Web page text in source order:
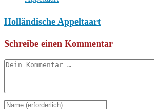
Holländische Appeltaart
Schreibe einen Kommentar
Kommentar
Gib